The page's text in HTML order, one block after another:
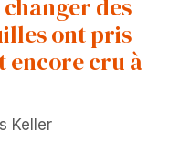
des
ont pris
encore cru à
Keller